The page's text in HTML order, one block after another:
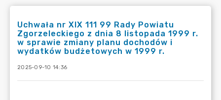
Uchwała nr XIX 111 99 Rady Powiatu
Zgorzeleckiego z dnia 8 listopada 1999 r.
w sprawie zmiany planu dochodów i
wydatków budżetowych w 1999 r.
2025-09-10 14:36